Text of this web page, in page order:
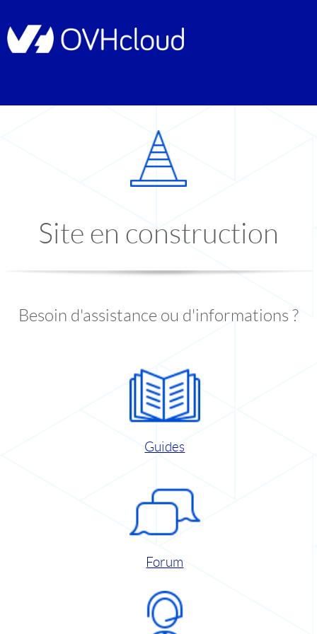
Site en construction
Besoin d'assistance ou d'informations ?
Guides
Forum